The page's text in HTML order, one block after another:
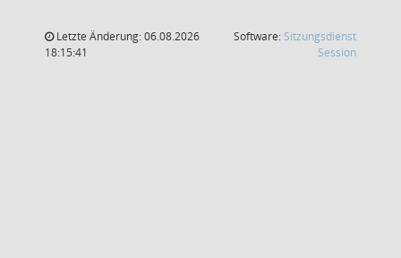
Letzte Änderung: 06.08.2026
18:15:41
Software: Sitzungsdienst
Session(Wird in